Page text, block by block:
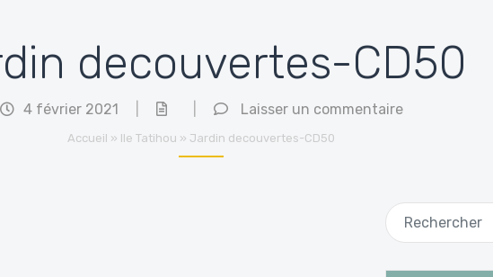
decouvertes-CD50
4 février 2021 Laisser un commentaire
Accueil » Ile Tatihou » Jardin decouvertes-CD50